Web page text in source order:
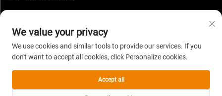
© 2026 Цзянсу Єді Індастрі енд Трейд Компані Лтд. Всі права захищені.
Політика конфіденційності
We value your privacy
We use cookies and similar tools to provide our services. If you
don't want to accept all cookies, click Personalize cookies.
Accept all